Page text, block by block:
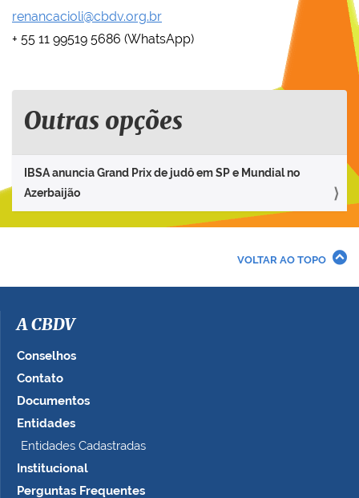
renancacioli@cbdv.org.br
+ 55 11 99519 5686 (WhatsApp)
Outras opções
IBSA anuncia Grand Prix de judô em SP e Mundial no
Azerbaijão
VOLTAR AO TOPO
A CBDV
Conselhos
Contato
Documentos
Entidades
Entidades Cadastradas
Institucional
Perguntas Frequentes